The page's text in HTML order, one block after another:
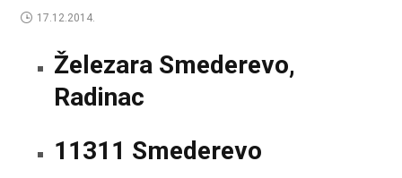
17.12.2014.
Železara Smederevo,
Radinac
11311 Smederevo